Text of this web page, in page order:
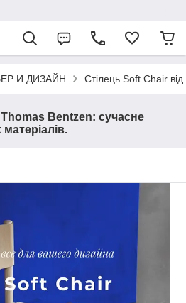
И ДИЗАЙН Стілець Soft Chair
Bentzen: сучасне